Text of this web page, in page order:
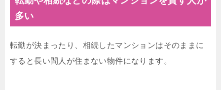
多い
転勤が決まったり、相続したマンションはそのままに
すると長い間人が住まない物件になります。